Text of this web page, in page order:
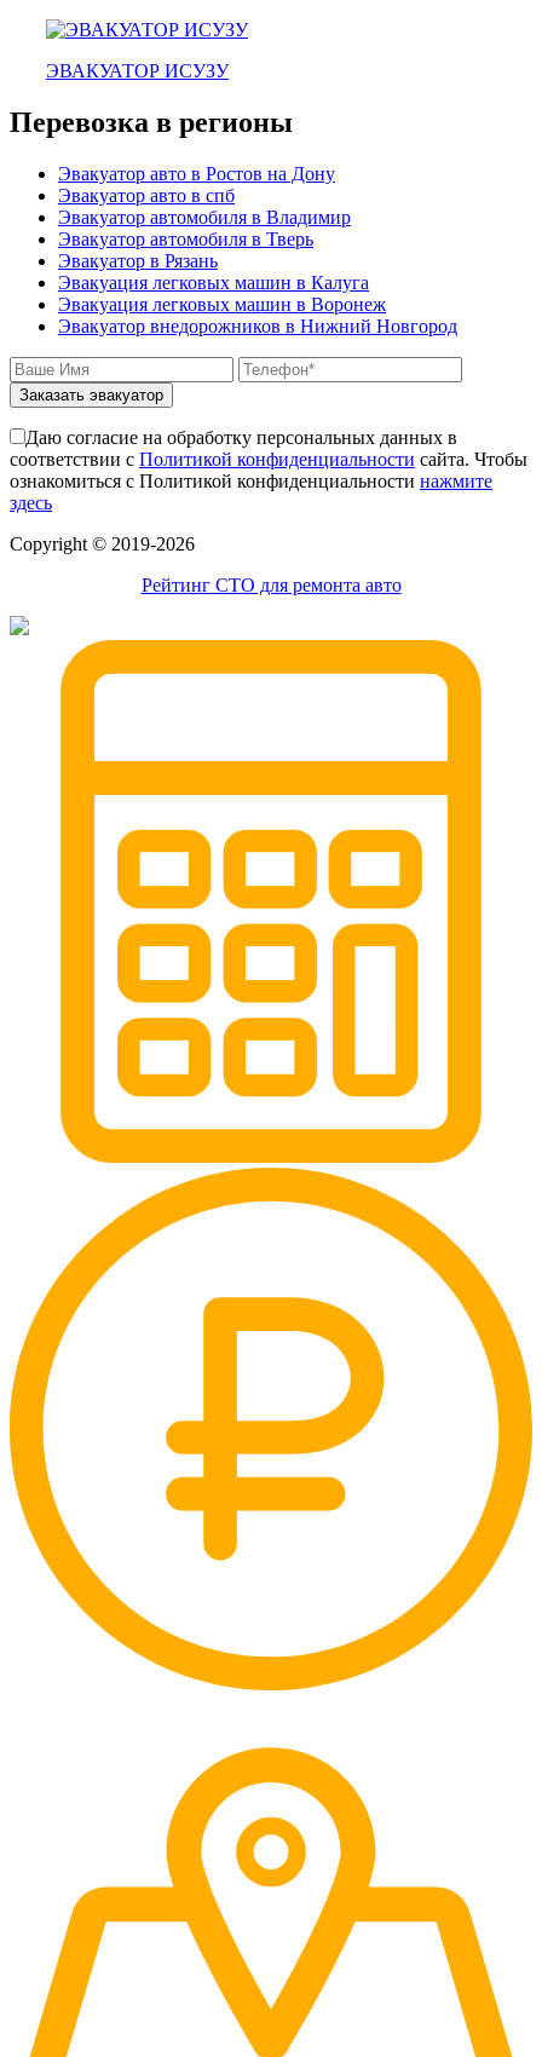
ЭВАКУАТОР ИСУЗУ
Перевозка в регионы
Эвакуатор авто в Ростов на Дону
Эвакуатор авто в спб
Эвакуатор автомобиля в Владимир
Эвакуатор автомобиля в Тверь
Эвакуатор в Рязань
Эвакуация легковых машин в Калуга
Эвакуация легковых машин в Воронеж
Эвакуатор внедорожников в Нижний Новгород
Заказать эвакуатор
Даю согласие на обработку персональных данных в
соответствии с Политикой конфиденциальности сайта. Чтобы
ознакомиться с Политикой конфиденциальности нажмите
здесь
Сopyright © 2019-2026
Рейтинг СТО для ремонта авто